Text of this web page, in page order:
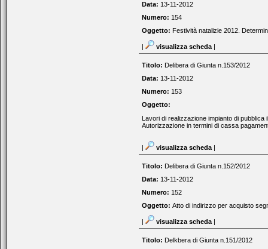
Data: 13-11-2012
Numero: 154
Oggetto: Festività natalizie 2012.
| visualizza scheda |
Titolo: Delibera di Giunta n.153/2012
Data: 13-11-2012
Numero: 153
Oggetto:
Lavori di realizzazione impianto di pubblica
Autorizzazione in termini di cassa
visualizza scheda|
Titolo: Delibera di Giunta n.152/2012
Data: 13-11-2012
Numero: 152
Oggetto: Atto di indirizzo per acquisto
visualizza scheda|
Titolo: Delkbera di Giunta n.151/2012